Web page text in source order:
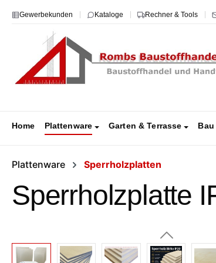
Hauptinhalt springen
Zur Suche springen
Zur Hauptnavigation springen
Gewerbekunden Kataloge Rechner & Tools
Home Plattenware Garten & Terrasse Bau
Plattenware Sperrholzplatten
Sperrholzplatte